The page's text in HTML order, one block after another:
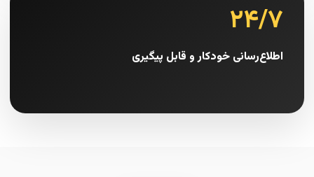
۲۴/۷
اطلاع‌رسانی خودکار و قابل پیگیری